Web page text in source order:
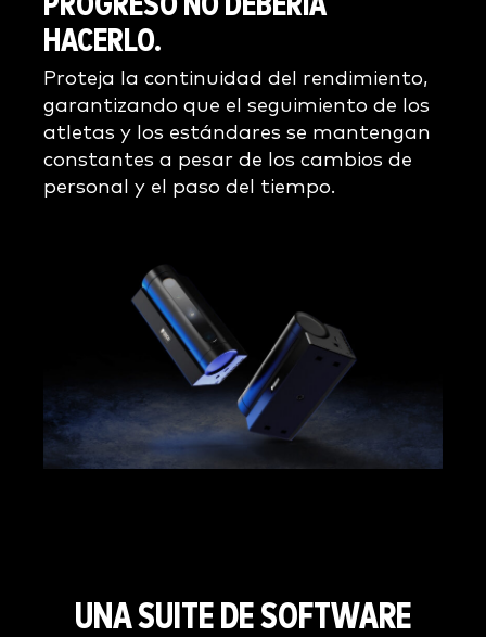
HACERLO.
Proteja la continuidad del rendimiento,
garantizando que el seguimiento de los
atletas y los estándares se mantengan
constantes a pesar de los cambios de
personal y el paso del tiempo.
UNA SUITE DE SOFTWARE